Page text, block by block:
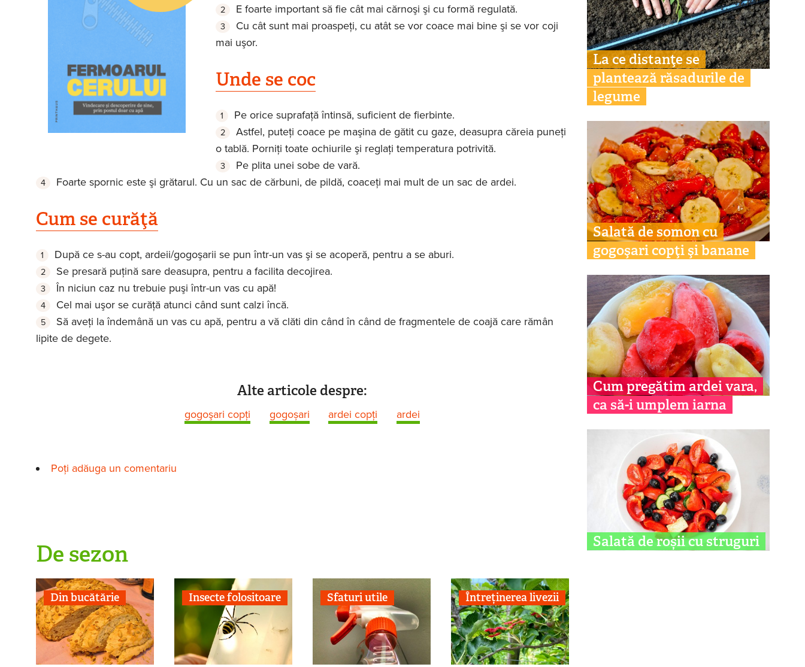
E foarte important să fie cât mai cărnoşi şi cu formă regulată.
Cu cât sunt mai proaspeţi, cu atât se vor coace mai bine şi se vor coji
mai uşor.
Unde se coc
Pe orice suprafaţă întinsă, suficient de fierbinte.
Astfel, puteţi coace pe maşina de gătit cu gaze, deasupra căreia puneţi
o tablă. Porniţi toate ochiurile şi reglaţi temperatura potrivită.
Pe plita unei sobe de vară.
Foarte spornic este şi grătarul. Cu un sac de cărbuni, de pildă, coaceţi mai mult de un sac de ardei.
Cum se curăţă
După ce s-au copt, ardeii/gogoşarii se pun într-un vas şi se acoperă, pentru a se aburi.
Se presară puţină sare deasupra, pentru a facilita decojirea.
În niciun caz nu trebuie puşi într-un vas cu apă!
Cel mai uşor se curăţă atunci când sunt calzi încă.
Să aveţi la îndemână un vas cu apă, pentru a vă clăti din când în când de fragmentele de coajă care rămân
lipite de degete.
Alte articole despre:
gogoşari copţi gogoșari ardei copţi ardei
Poți adăuga un comentariu
De sezon
Din bucătărie Insecte folositoare Sfaturi utile Întreținerea livezii
La ce distanţe se
plantează răsadurile de
legume
Salată de somon cu
gogoşari copţi şi banane
Cum pregătim ardei vara,
ca să-i umplem iarna
Salată de roșii cu struguri